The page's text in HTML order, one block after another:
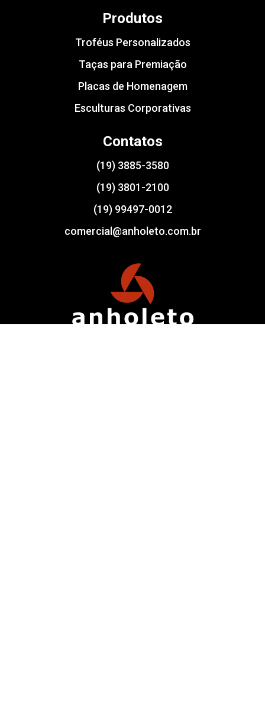
Produtos
Troféus Personalizados
Taças para Premiação
Placas de Homenagem
Esculturas Corporativas
Contatos
(19) 3885-3580
(19) 3801-2100
(19) 99497-0012
comercial@anholeto.com.br